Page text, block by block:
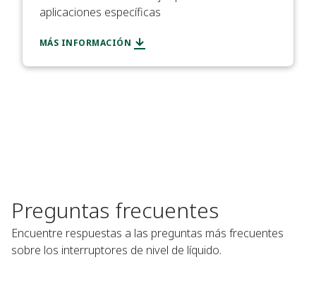
aplicaciones específicas​
MÁS INFORMACIÓN
Preguntas frecuentes
Encuentre respuestas a las preguntas más frecuentes
sobre los interruptores de nivel de líquido.